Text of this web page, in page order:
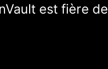
est fière de